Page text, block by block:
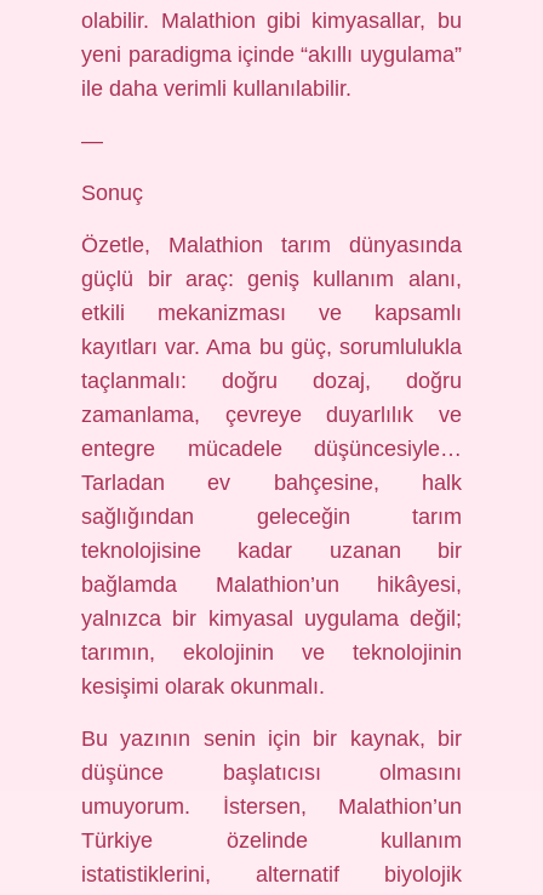
olabilir. Malathion gibi kimyasallar, bu
yeni paradigma içinde “akıllı uygulama”
ile daha verimli kullanılabilir.
—
Sonuç
Özetle, Malathion tarım dünyasında
güçlü bir araç: geniş kullanım alanı,
etkili mekanizması ve kapsamlı
kayıtları var. Ama bu güç, sorumlulukla
taçlanmalı: doğru dozaj, doğru
zamanlama, çevreye duyarlılık ve
entegre mücadele düşüncesiyle…
Tarladan ev bahçesine, halk
sağlığından geleceğin tarım
teknolojisine kadar uzanan bir
bağlamda Malathion’un hikâyesi,
yalnızca bir kimyasal uygulama değil;
tarımın, ekolojinin ve teknolojinin
kesişimi olarak okunmalı.
Bu yazının senin için bir kaynak, bir
düşünce başlatıcısı olmasını
umuyorum. İstersen, Malathion’un
Türkiye özelinde kullanım
istatistiklerini, alternatif biyolojik